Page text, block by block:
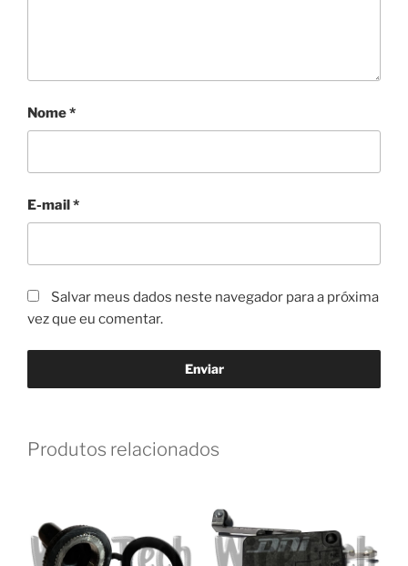
Nome*
E-mail*
Salvar meus dados neste navegador para a próxima
vez que eu comentar.
Produtos relacionados